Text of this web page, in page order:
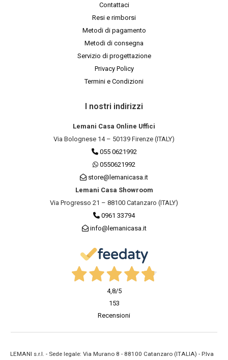
Contattaci
Resi e rimborsi
Metodi di pagamento
Metodi di consegna
Servizio di progettazione
Privacy Policy
Termini e Condizioni
I nostri indirizzi
Lemani Casa Online Uffici
Via Bolognese 14 – 50139 Firenze (ITALY)
055 0621992
0550621992
store@lemanicasa.it
Lemani Casa Showroom
Via Progresso 21 – 88100 Catanzaro (ITALY)
0961 33794
info@lemanicasa.it
4,8/5
153
Recensioni
LEMANI s.r.l. - Sede legale: Via Murano 8 - 88100 Catanzaro (ITALIA) - P.Iva